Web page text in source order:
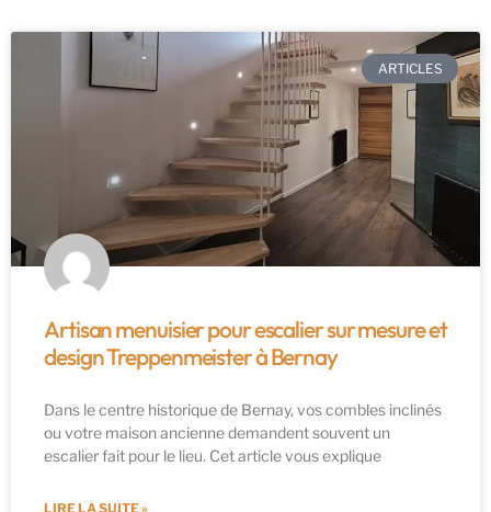
ARTICLES
Artisan menuisier pour escalier sur mesure et
design Treppenmeister à Bernay
Dans le centre historique de Bernay, vos combles inclinés
ou votre maison ancienne demandent souvent un
escalier fait pour le lieu. Cet article vous explique
LIRE LA SUITE »